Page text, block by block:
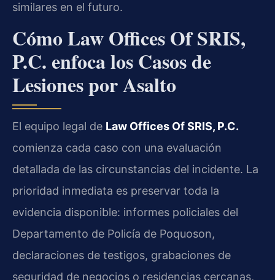
similares en el futuro.
Cómo Law Offices Of SRIS,
P.C. enfoca los Casos de
Lesiones por Asalto
El equipo legal de Law Offices Of SRIS, P.C.
comienza cada caso con una evaluación
detallada de las circunstancias del incidente. La
prioridad inmediata es preservar toda la
evidencia disponible: informes policiales del
Departamento de Policía de Poquoson,
declaraciones de testigos, grabaciones de
seguridad de negocios o residencias cercanas,